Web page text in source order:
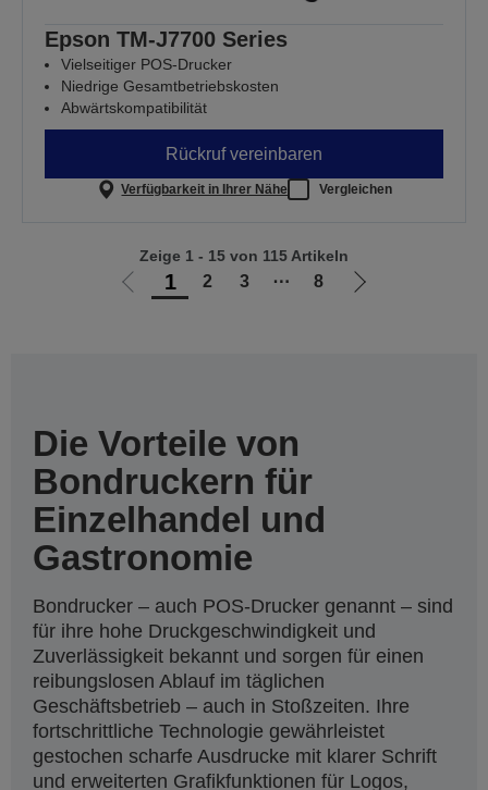
Epson TM-J7700 Series
Vielseitiger POS-Drucker
Niedrige Gesamtbetriebskosten
Abwärtskompatibilität
Rückruf vereinbaren
Verfügbarkeit in Ihrer Nähe Vergleichen
Zur 1 2 3 ⋯ 8
Zur
Zeige 1 - 15 von 115 Artikeln
Die Vorteile von
Bondruckern für
Einzelhandel und
Gastronomie
Bondrucker – auch POS-Drucker genannt – sind
für ihre hohe Druckgeschwindigkeit und
Zuverlässigkeit bekannt und sorgen für einen
reibungslosen Ablauf im täglichen
Geschäftsbetrieb – auch in Stoßzeiten. Ihre
fortschrittliche Technologie gewährleistet
gestochen scharfe Ausdrucke mit klarer Schrift
und erweiterten Grafikfunktionen für Logos,